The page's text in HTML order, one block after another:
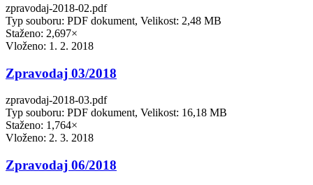
zpravodaj-2018-02.pdf
Typ souboru: PDF dokument, Velikost: 2,48 MB
Staženo: 2,697×
Vloženo: 1. 2. 2018
Zpravodaj 03/2018
zpravodaj-2018-03.pdf
Typ souboru: PDF dokument, Velikost: 16,18 MB
Staženo: 1,764×
Vloženo: 2. 3. 2018
Zpravodaj 06/2018